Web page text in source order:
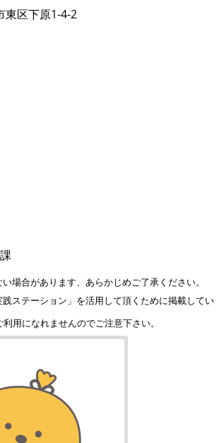
東区下原1-4-2
場合があります、あらかじめご了承ください。
ステーション」を活用して頂くために掲載してい
用になれませんのでご注意下さい。